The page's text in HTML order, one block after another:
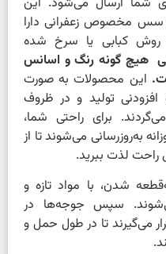
سس مخصوص زعفرانی دارا
روش کبابی یا سرخ شده
هیچ گونه رنگ و اسانس
این محصولات به صورت
افزودنی تولید و در ظروف
برای راحتی شما،
به‌روزرسانی می‌شوند تا از
راحت لذت ببرید.
شدن، با مواد تازه و
سپس جوجه‌ها در
می‌گیرند تا در طول حمل و